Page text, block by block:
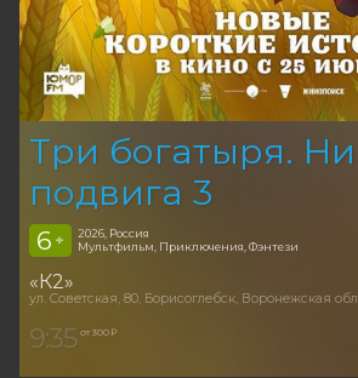
Три богатыря.
подвига 3
6 +
2026, Россия
Мультфильм, Приключения, Фэнтези
«К2»
ул. Советская, 80, Борисоглебск, Воронежская
9:35 от 300 ₽